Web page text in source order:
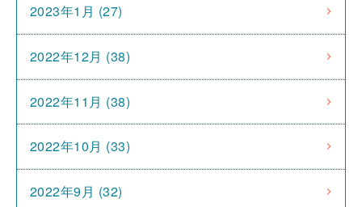
2023年1月 (27)
2022年12月 (38)
2022年11月 (38)
2022年10月 (33)
2022年9月 (32)